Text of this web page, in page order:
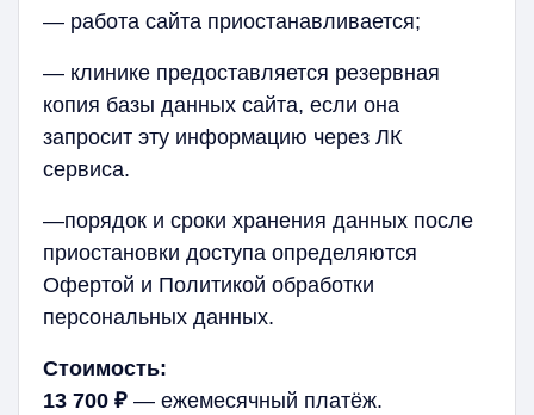
— работа сайта приостанавливается;
— клинике предоставляется резервная
копия базы данных сайта, если она
запросит эту информацию через ЛК
сервиса.
—порядок и сроки хранения данных после
приостановки доступа определяются
Офертой и Политикой обработки
персональных данных.
Стоимость:
13 700 ₽ — ежемесячный платёж.